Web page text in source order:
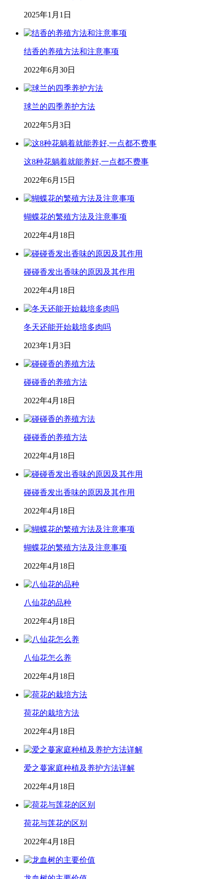
2025年1月1日
结香的养殖方法和注意事项
2022年6月30日
球兰的四季养护方法
2022年5月3日
这8种花躺着就能养好,一点都不费事
2022年6月15日
蝴蝶花的繁殖方法及注意事项
2022年4月18日
碰碰香发出香味的原因及其作用
2022年4月18日
冬天还能开始栽培多肉吗
2023年1月3日
碰碰香的养殖方法
2022年4月18日
碰碰香的养殖方法
2022年4月18日
碰碰香发出香味的原因及其作用
2022年4月18日
蝴蝶花的繁殖方法及注意事项
2022年4月18日
八仙花的品种
2022年4月18日
八仙花怎么养
2022年4月18日
荷花的栽培方法
2022年4月18日
爱之蔓家庭种植及养护方法详解
2022年4月18日
荷花与莲花的区别
2022年4月18日